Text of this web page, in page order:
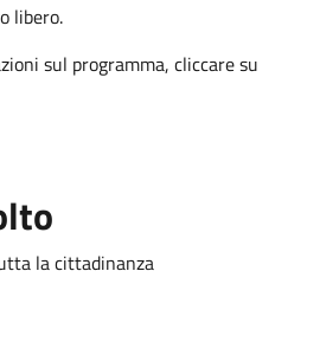
libero.
sul programma, cliccare su
la cittadinanza